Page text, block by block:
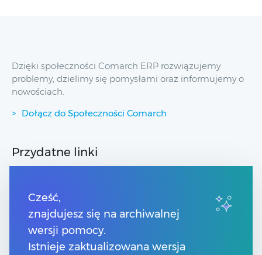
Dzięki społeczności Comarch ERP rozwiązujemy
problemy, dzielimy się pomysłami oraz informujemy o
nowościach.
Dołącz do Społeczności Comarch
Przydatne linki
Strony dla Klientów
Strony dla Partnerów
Pomoc Comarch ERP XT
Pomoc Comarch e-Sklep
Pomoc Comarch HRM
Cześć,
znajdujesz się na archiwalnej
wersji pomocy.
Istnieje zaktualizowana wersja